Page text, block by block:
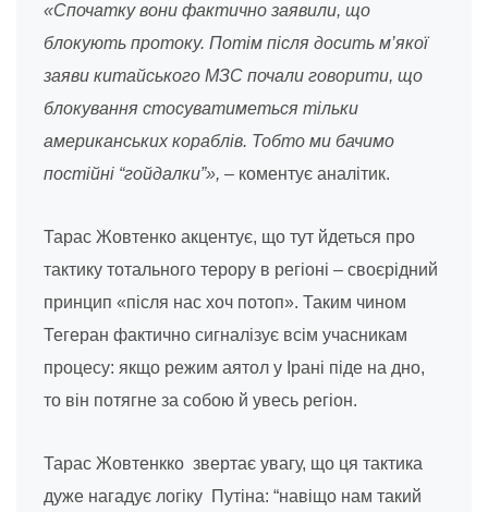
«Спочатку вони фактично заявили, що
блокують протоку. Потім після досить м’якої
заяви китайського МЗС почали говорити, що
блокування стосуватиметься тільки
американських кораблів. Тобто ми бачимо
постійні “гойдалки”», – коментує аналітик.
Тарас Жовтенко акцентує, що тут йдеться про
тактику тотального терору в регіоні – своєрідний
принцип «після нас хоч потоп». Таким чином
Тегеран фактично сигналізує всім учасникам
процесу: якщо режим аятол у Ірані піде на дно,
то він потягне за собою й увесь регіон.
Тарас Жовтенкко звертає увагу, що ця тактика
дуже нагадує логіку Путіна: “навіщо нам такий